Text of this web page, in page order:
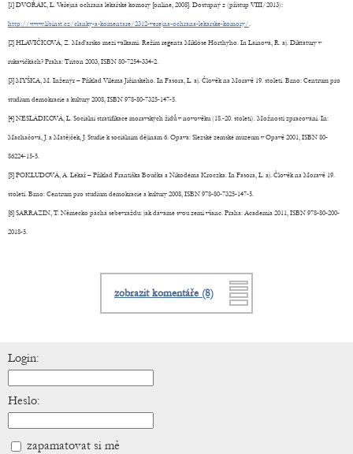
[1] DVOŘÁK, L. Veřejná ochrana lékařské komory [online, 2008]. Dostupný z (přístup VIII/2013):
http://www.libinst.cz/clanky-a-komentare/2312-verejna-ochrana-lekarske-komory/.
[2] HLAVIČKOVÁ, Z. Maďarsko mezi válkami. Režim regenta Miklóse Horthyho. In Lainová, R. aj. Diktatury v
rukavičkách? Praha: Triton 2003, ISBN 80-7254-334-2.
[3] MYŠKA, M. Inženýr – Příklad Viléma Jičínského. In Fasora, L. aj. Člověk na Moravě 19. století. Brno: Centrum pro
studium demokracie a kultury 2008, ISBN 978-80-7325-147-5.
[4] NESLÁDKOVÁ, L. Sociální stratifikace moravských židů v novověku (18.-20. století). Možnosti zpracování. In:
Machačová, J. a Matějček, J. Studie k sociálním dějinám 6. Opava: Slezské zemské muzeum v Opavě 2001, ISBN 80-
86224-15-5.
[5] POKLUDOVÁ, A. Lékař – Příklad Františka Boučka a Nikodéma Kroczka. In Fasora, L. aj. Člověk na Moravě 19.
století. Brno: Centrum pro studium demokracie a kultury 2008, ISBN 978-80-7325-147-5.
[6] SARRAZIN, T. Německo páchá sebevraždu: jak dáváme svou zemi všanc. Praha: Academia 2011, ISBN 978-80-200-
2018-5.
zobrazit komentáře (8)
Login:
Heslo:
zapamatovat si mě